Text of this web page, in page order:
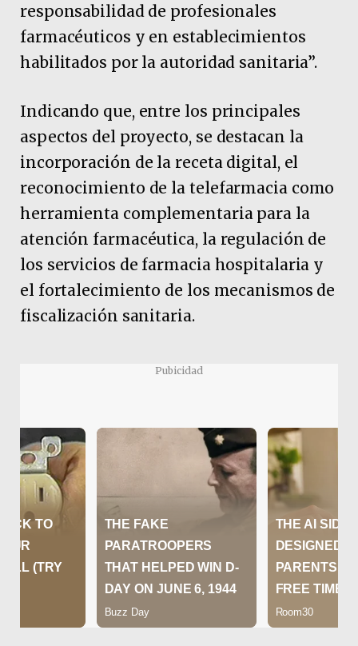
responsabilidad de profesionales
farmacéuticos y en establecimientos
habilitados por la autoridad sanitaria”.
Indicando que, entre los principales
aspectos del proyecto, se destacan la
incorporación de la receta digital, el
reconocimiento de la telefarmacia como
herramienta complementaria para la
atención farmacéutica, la regulación de
los servicios de farmacia hospitalaria y
el fortalecimiento de los mecanismos de
fiscalización sanitaria.
Pubicidad